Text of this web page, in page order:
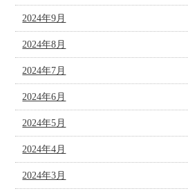
2024年9月
2024年8月
2024年7月
2024年6月
2024年5月
2024年4月
2024年3月